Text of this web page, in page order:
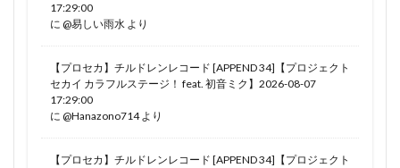
17:29:00
に @易しい雨水 より
【プロセカ】チルドレンレコード [APPEND 34]【プロジェクト
セカイ カラフルステージ！ feat. 初音ミク】2026-08-07
17:29:00
に @Hanazono714より
【プロセカ】チルドレンレコード [APPEND 34]【プロジェクト